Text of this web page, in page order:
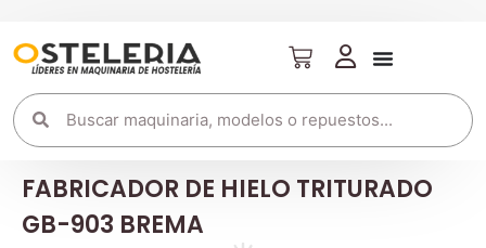
FABRICADOR DE HIELO TRITURADO
GB-903 BREMA